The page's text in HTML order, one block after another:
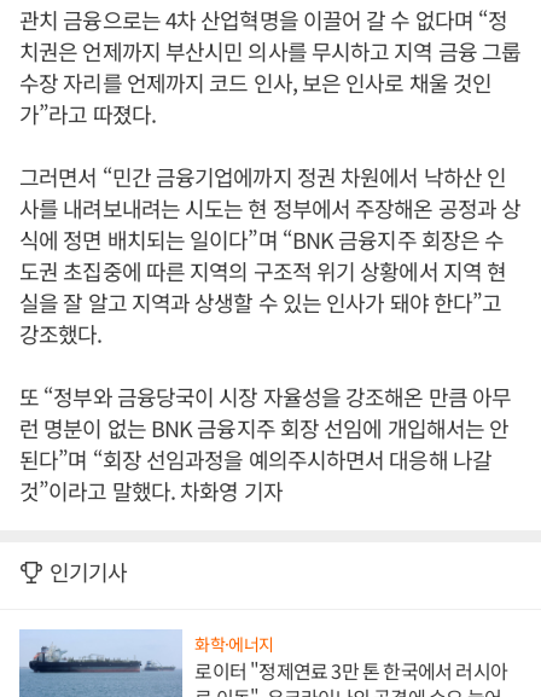
관치 금융으로는 4차 산업혁명을 이끌어 갈 수 없다며 “정
치권은 언제까지 부산시민 의사를 무시하고 지역 금융 그룹
수장 자리를 언제까지 코드 인사, 보은 인사로 채울 것인
가”라고 따졌다.
그러면서 “민간 금융기업에까지 정권 차원에서 낙하산 인
사를 내려보내려는 시도는 현 정부에서 주장해온 공정과 상
식에 정면 배치되는 일이다”며 “BNK 금융지주 회장은 수
도권 초집중에 따른 지역의 구조적 위기 상황에서 지역 현
실을 잘 알고 지역과 상생할 수 있는 인사가 돼야 한다”고
강조했다.
또 “정부와 금융당국이 시장 자율성을 강조해온 만큼 아무
런 명분이 없는 BNK 금융지주 회장 선임에 개입해서는 안
된다”며 “회장 선임과정을 예의주시하면서 대응해 나갈
것”이라고 말했다. 차화영 기자
인기기사
화학·에너지
로이터 "정제연료 3만 톤 한국에서 러시아